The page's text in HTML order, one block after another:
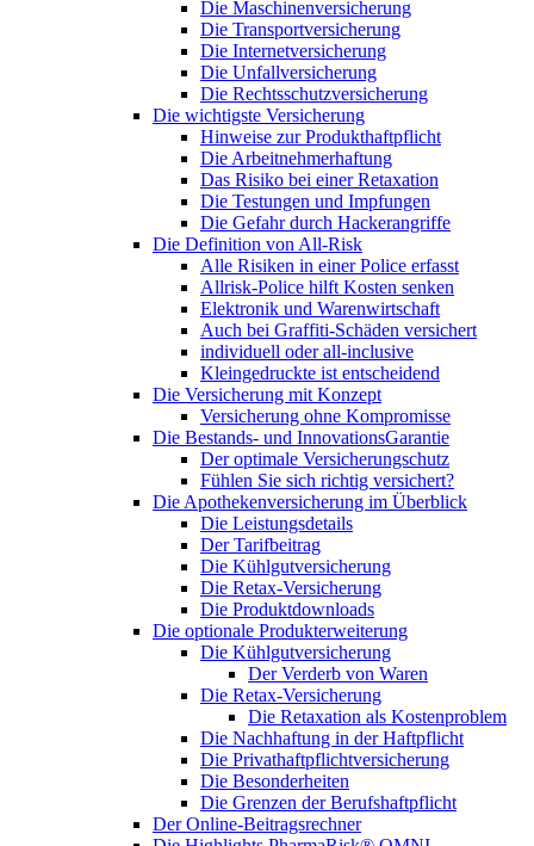
Die Maschinenversicherung
Die Transportversicherung
Die Internetversicherung
Die Unfallversicherung
Die Rechtsschutzversicherung
Die wichtigste Versicherung
Hinweise zur Produkthaftpflicht
Die Arbeitnehmerhaftung
Das Risiko bei einer Retaxation
Die Testungen und Impfungen
Die Gefahr durch Hackerangriffe
Die Definition von All-Risk
Alle Risiken in einer Police erfasst
Allrisk-Police hilft Kosten senken
Elektronik und Warenwirtschaft
Auch bei Graffiti-Schäden versichert
individuell oder all-inclusive
Kleingedruckte ist entscheidend
Die Versicherung mit Konzept
Versicherung ohne Kompromisse
Die Bestands- und InnovationsGarantie
Der optimale Versicherungschutz
Fühlen Sie sich richtig versichert?
Die Apothekenversicherung im Überblick
Die Leistungsdetails
Der Tarifbeitrag
Die Kühlgutversicherung
Die Retax-Versicherung
Die Produktdownloads
Die optionale Produkterweiterung
Die Kühlgutversicherung
Der Verderb von Waren
Die Retax-Versicherung
Die Retaxation als Kostenproblem
Die Nachhaftung in der Haftpflicht
Die Privathaftpflichtversicherung
Die Besonderheiten
Die Grenzen der Berufshaftpflicht
Der Online-Beitragsrechner